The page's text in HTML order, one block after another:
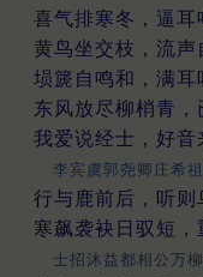
喜气排寒冬，逼耳
黄鸟坐交枝，流声
埙篪自鸣和，满耳
东风放尽柳梢青，
我爱说经士，好音
李宾虞郭尧卿庄希
行与鹿前后，听则
寒飙袭袂日驭短，
士招沐益都相公万